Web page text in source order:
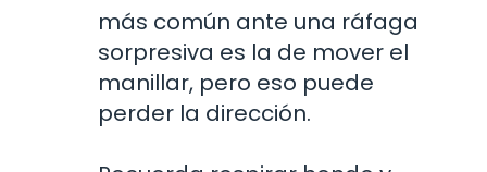
más común ante una ráfaga
sorpresiva es la de mover el
manillar, pero eso puede
perder la dirección.